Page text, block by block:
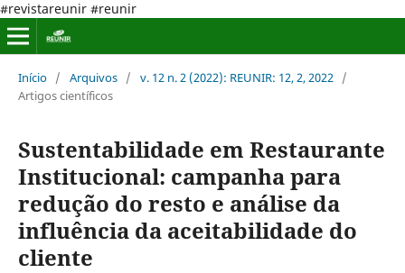
#revistareunir #reunir
Início / Arquivos / v. 12 n. 2 (2022): REUNIR: 12, 2, 2022 /
Artigos científicos
Sustentabilidade em Restaurante
Institucional: campanha para
redução do resto e análise da
influência da aceitabilidade do
cliente